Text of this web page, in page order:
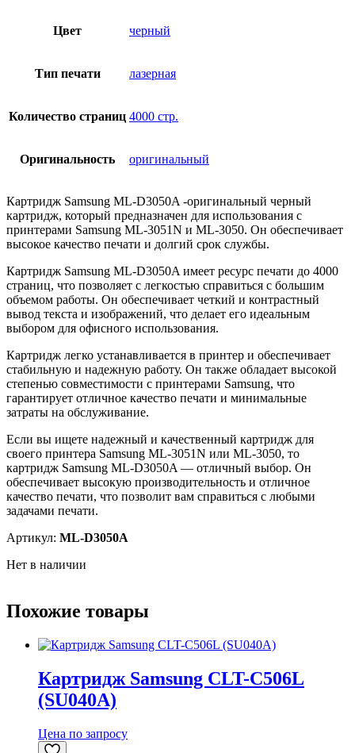
Цвет черный
Тип печати лазерная
Количество страниц 4000 стр.
Оригинальность оригинальный
Картридж Samsung ML-D3050A -оригинальный черный
картридж, который предназначен для использования с
принтерами Samsung ML-3051N и ML-3050. Он обеспечивает
высокое качество печати и долгий срок службы.
Картридж Samsung ML-D3050A имеет ресурс печати до 4000
страниц, что позволяет с легкостью справиться с большим
объемом работы. Он обеспечивает четкий и контрастный
вывод текста и изображений, что делает его идеальным
выбором для офисного использования.
Картридж легко устанавливается в принтер и обеспечивает
стабильную и надежную работу. Он также обладает высокой
степенью совместимости с принтерами Samsung, что
гарантирует отличное качество печати и минимальные
затраты на обслуживание.
Если вы ищете надежный и качественный картридж для
своего принтера Samsung ML-3051N или ML-3050, то
картридж Samsung ML-D3050A — отличный выбор. Он
обеспечивает высокую производительность и отличное
качество печати, что позволит вам справиться с любыми
задачами печати.
Артикул: ML-D3050A
Нет в наличии
Похожие товары
Картридж Samsung CLT-C506L
(SU040A)
Цена по запросу